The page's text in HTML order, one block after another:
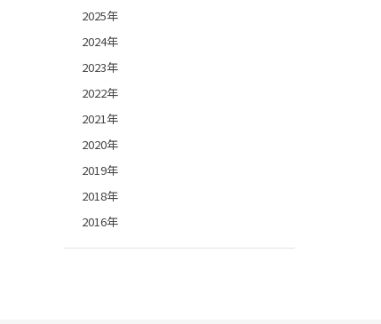
2025年
2024年
2023年
2022年
2021年
2020年
2019年
2018年
2016年